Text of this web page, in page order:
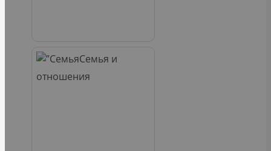
Семья и
отношения